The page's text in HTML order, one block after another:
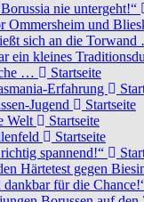
nie untergeht!“
Ommersheim und
sich an die
ein kleines
…
Startseite
Erfahrung
Jugend
Startseite
Welt
Startseite
Startseite
spannend!“
Härtetest gegen
für die